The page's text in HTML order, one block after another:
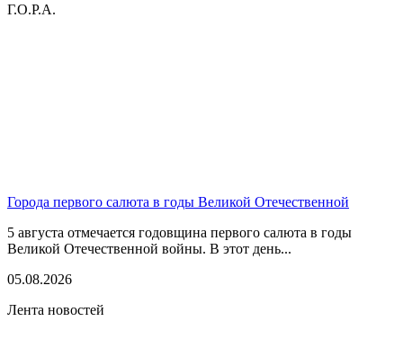
Г.О.Р.А.
Города первого салюта в годы Великой Отечественной
5 августа отмечается годовщина первого салюта в годы
Великой Отечественной войны. В этот день...
05.08.2026
Лента новостей